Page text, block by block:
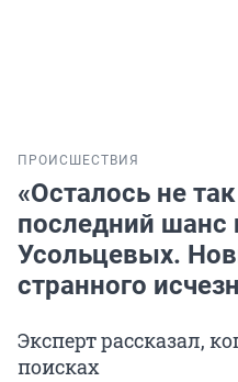
ПРОИСШЕСТВИЯ
«Осталось не
последний шанс
Усольцевых.
странного
Эксперт рассказал,
поисках